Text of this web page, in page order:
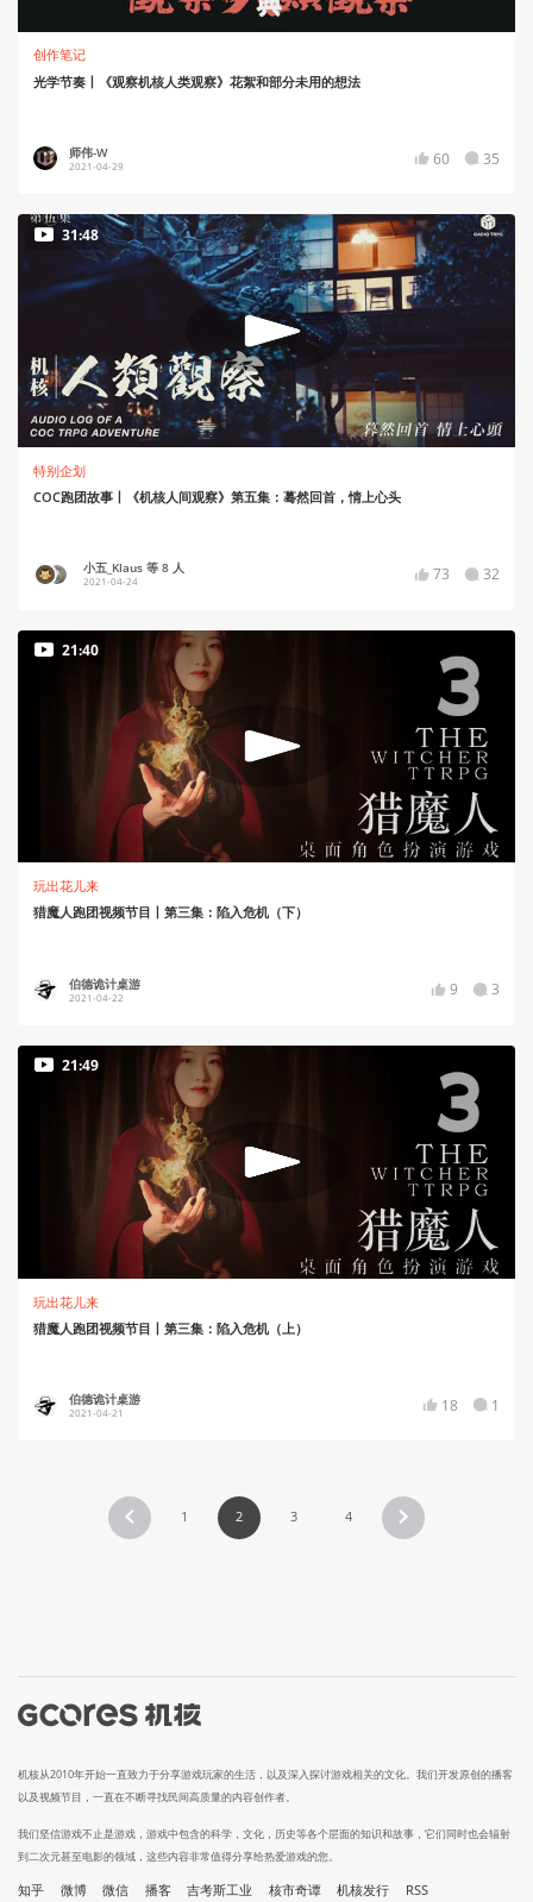
创作笔记
光学节奏丨《观察机核人类观察》花絮和部分未用的想法
师伟-W
2021-04-29 60 35
31:48
特别企划
COC跑团故事丨《机核人间观察》第五集：蓦然回首，情上心头
小五_Klaus 等 8 人
2021-04-24 73 32
21:40
玩出花儿来
猎魔人跑团视频节目丨第三集：陷入危机（下）
伯德诡计桌游
2021-04-22 9 3
21:49
玩出花儿来
猎魔人跑团视频节目丨第三集：陷入危机（上）
伯德诡计桌游
2021-04-21 18 1
1 2 3 4
机核从2010年开始一直致力于分享游戏玩家的生活，以及深入探讨游戏相关的文化。我们开发原创的播客
以及视频节目，一直在不断寻找民间高质量的内容创作者。
我们坚信游戏不止是游戏，游戏中包含的科学，文化，历史等各个层面的知识和故事，它们同时也会辐射
到二次元甚至电影的领域，这些内容非常值得分享给热爱游戏的您。
知乎 微博 微信 播客 吉考斯工业 核市奇谭 机核发行 RSS